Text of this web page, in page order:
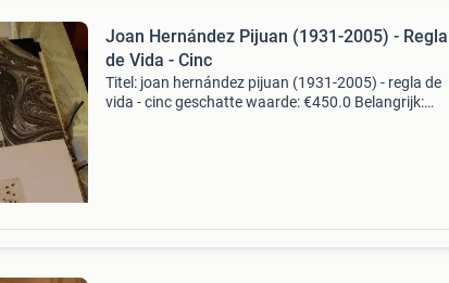
Joan Hernández Pijuan (1931-2005) - Regla
de Vida - Cinc
Titel: joan hernández pijuan (1931-2005) - regla de
vida - cinc geschatte waarde: €450.0 Belangrijk: